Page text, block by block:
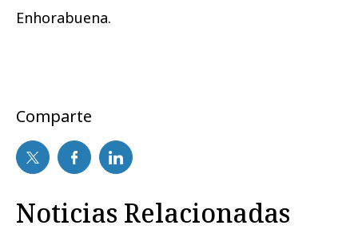
Enhorabuena.
Comparte
Noticias Relacionadas